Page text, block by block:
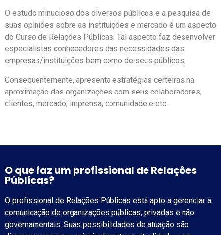
O estudo minucioso dos diversos públicos e a pesquisa de
suas opiniões sobre as instituições e mercado é um aspecto
do Curso de Relações Públicas. Tal aspecto faz desenvolver
especialistas conhecedores das necessidades das
empresas/instituições bem como de seus públicos.
Consequentemente, apresenta estratégias certeiras na
aproximação das organizações com seus colaboradores,
clientes, mercado, imprensa, comunidade e etc.
O que faz um profissional de Relações
Públicas?
O profissional de Relações Públicas está apto a gerenciar a
comunicação de organizações públicas, privadas e não
governamentais. Suas possibilidades de atuação são